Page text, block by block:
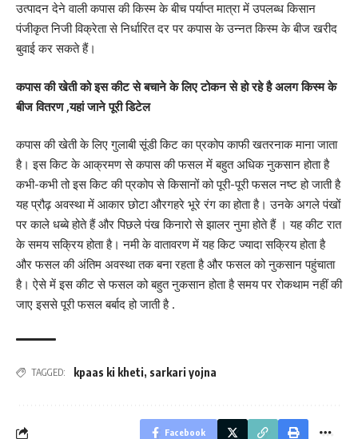
उत्पादन देने वाली कपास की किस्म के बीच पर्याप्त मात्रा में उपलब्ध किसान
पंजीकृत निजी विक्रेता से निर्धारित दर पर कपास के उन्नत किस्म के बीज खरीद
बुवाई कर सकते हैं।
कपास की खेती को इस कीट से बचाने के लिए टोकन से हो रहे है अलग किस्म के
बीज वितरण ,यहां जाने पूरी डिटेल
कपास की खेती के लिए गुलाबी सूंडी किट का प्रकोप काफी खतरनाक माना जाता
है। इस किट के आक्रमण से कपास की फसल में बहुत अधिक नुकसान होता है
कभी-कभी तो इस किट की प्रकोप से किसानों को पूरी-पूरी फसल नष्ट हो जाती है
यह प्रौढ़ अवस्था में आकार छोटा औरगहरे भूरे रंग का होता है। उनके अगले पंखों
पर काले धब्बे होते हैं और पिछले पंख किनारो से झालर नुमा होते हैं । यह कीट रात
के समय सक्रिय होता है। नमी के वातावरण में यह किट ज्यादा सक्रिय होता है
और फसल की अंतिम अवस्था तक बना रहता है और फसल को नुकसान पहुंचाता
है। ऐसे में इस कीट से फसल को बहुत नुकसान होता है समय पर रोकथाम नहीं की
जाए इससे पूरी फसल बर्बाद हो जाती है .
TAGGED: kpaas ki kheti, sarkari yojna
Facebook